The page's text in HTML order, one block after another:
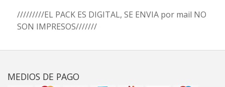
/////////EL PACK ES DIGITAL, SE ENVIA por mail NO
SON IMPRESOS///////
MEDIOS DE PAGO